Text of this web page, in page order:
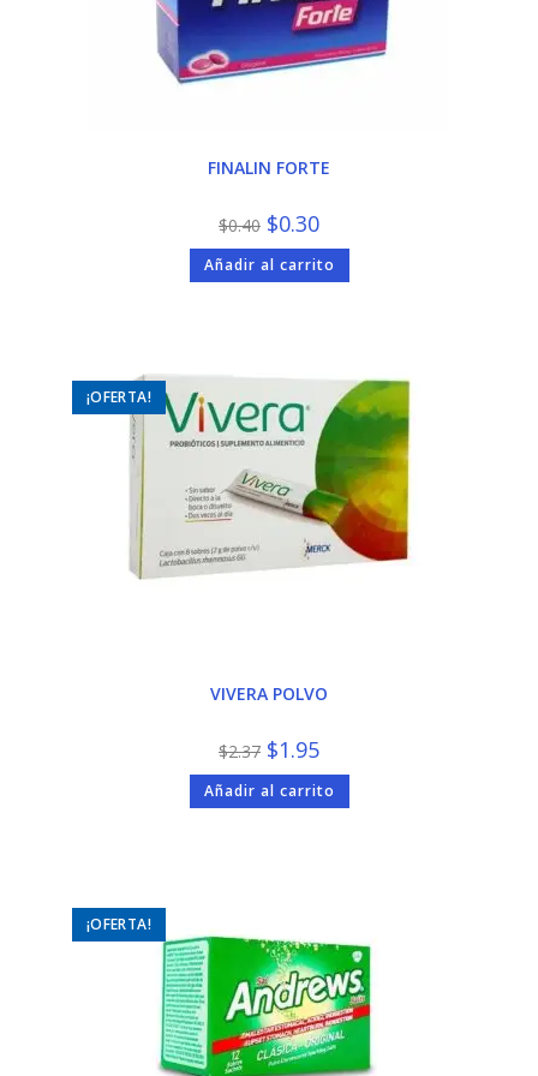
FINALIN FORTE
$0.40 El
precio
original
era:
$0.40.
$0.30El
precio
actual
es:
$0.30.
Añadir al carrito
¡OFERTA!
VIVERA POLVO
$2.37 El
precio
original
era:
$2.37.
$1.95El
precio
actual
es:
$1.95.
Añadir al carrito
¡OFERTA!